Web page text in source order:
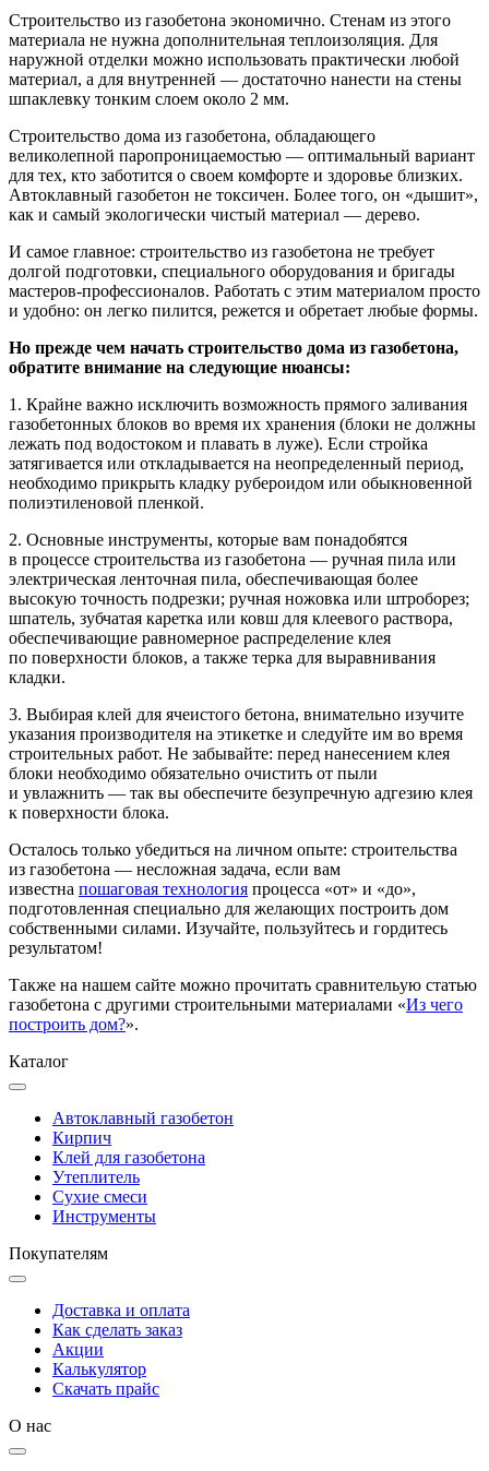
Строительство из газобетона экономично. Стенам из этого
материала не нужна дополнительная теплоизоляция. Для
наружной отделки можно использовать практически любой
материал, а для внутренней — достаточно нанести на стены
шпаклевку тонким слоем около 2 мм.
Строительство дома из газобетона, обладающего
великолепной паропроницаемостью — оптимальный вариант
для тех, кто заботится о своем комфорте и здоровье близких.
Автоклавный газобетон не токсичен. Более того, он «дышит»,
как и самый экологически чистый материал — дерево.
И самое главное: строительство из газобетона не требует
долгой подготовки, специального оборудования и бригады
мастеров-профессионалов. Работать с этим материалом просто
и удобно: он легко пилится, режется и обретает любые формы.
Но прежде чем начать строительство дома из газобетона,
обратите внимание на следующие нюансы:
1. Крайне важно исключить возможность прямого заливания
газобетонных блоков во время их хранения (блоки не должны
лежать под водостоком и плавать в луже). Если стройка
затягивается или откладывается на неопределенный период,
необходимо прикрыть кладку рубероидом или обыкновенной
полиэтиленовой пленкой.
2. Основные инструменты, которые вам понадобятся
в процессе строительства из газобетона — ручная пила или
электрическая ленточная пила, обеспечивающая более
высокую точность подрезки; ручная ножовка или штроборез;
шпатель, зубчатая каретка или ковш для клеевого раствора,
обеспечивающие равномерное распределение клея
по поверхности блоков, а также терка для выравнивания
кладки.
3. Выбирая клей для ячеистого бетона, внимательно изучите
указания производителя на этикетке и следуйте им во время
строительных работ. Не забывайте: перед нанесением клея
блоки необходимо обязательно очистить от пыли
и увлажнить — так вы обеспечите безупречную адгезию клея
к поверхности блока.
Осталось только убедиться на личном опыте: строительства
из газобетона — несложная задача, если вам
известна пошаговая технология процесса «от» и «до»,
подготовленная специально для желающих построить дом
собственными силами. Изучайте, пользуйтесь и гордитесь
результатом!
Также на нашем сайте можно прочитать сравнительую статью
газобетона с другими строительными материалами «Из чего
построить дом?».
Каталог
Автоклавный газобетон
Кирпич
Клей для газобетона
Утеплитель
Сухие смеси
Инструменты
Покупателям
Доставка и оплата
Как сделать заказ
Акции
Калькулятор
Скачать прайс
О нас